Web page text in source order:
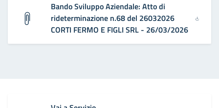
Bando Sviluppo Aziendale: Atto di
rideterminazione n.68 del 26032026
CORTI FERMO E FIGLI SRL - 26/03/2026